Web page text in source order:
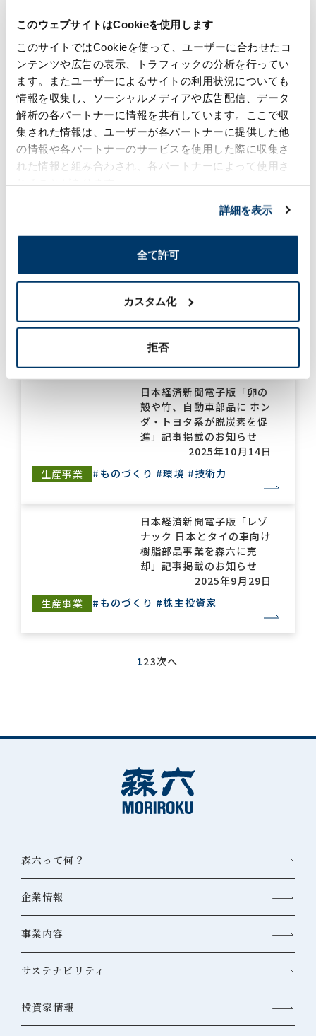
このウェブサイトはCookieを使用します
このサイトではCookieを使って、ユーザーに合わせたコ
ンテンツや広告の表示、トラフィックの分析を行ってい
ます。またユーザーによるサイトの利用状況についても
情報を収集し、ソーシャルメディアや広告配信、データ
解析の各パートナーに情報を共有しています。ここで収
集された情報は、ユーザーが各パートナーに提供した他
の情報や各パートナーのサービスを使用した際に収集さ
れた情報と組み合わされ、各パートナーによって使用さ
詳細を表示
全て許可
カスタム化
拒否
2025年10月21日
生産事業
#地域社会 #グローバル #ものづくり
POWTEX 国際粉体工業展
アイ・エム・マテリアルブ
ースへのご来場ありがとう
ございました
2025年10月21日
ケミカル事業
#ものづくり #イベント
日本経済新聞「ホンダ・ト
ヨタ系、バイオマス素材を
活用_卵の殻や竹、自動車
部品に_脱炭素で商機拡大
ねらう」記事掲載のお知ら
2025年10月15日
生産事業
#株主投資家 #環境
日本経済新聞電子版「卵の
殻や竹、自動車部品に ホン
ダ・トヨタ系が脱炭素を促
進」記事掲載のお知らせ
2025年10月14日
生産事業
#ものづくり #環境 #技術力
日本経済新聞電子版「レゾ
ナック 日本とタイの車向け
樹脂部品事業を森六に売
却」記事掲載のお知らせ
2025年9月29日
生産事業
#ものづくり #株主投資家
123次へ
森六って何？
企業情報
事業内容
サステナビリティ
投資家情報